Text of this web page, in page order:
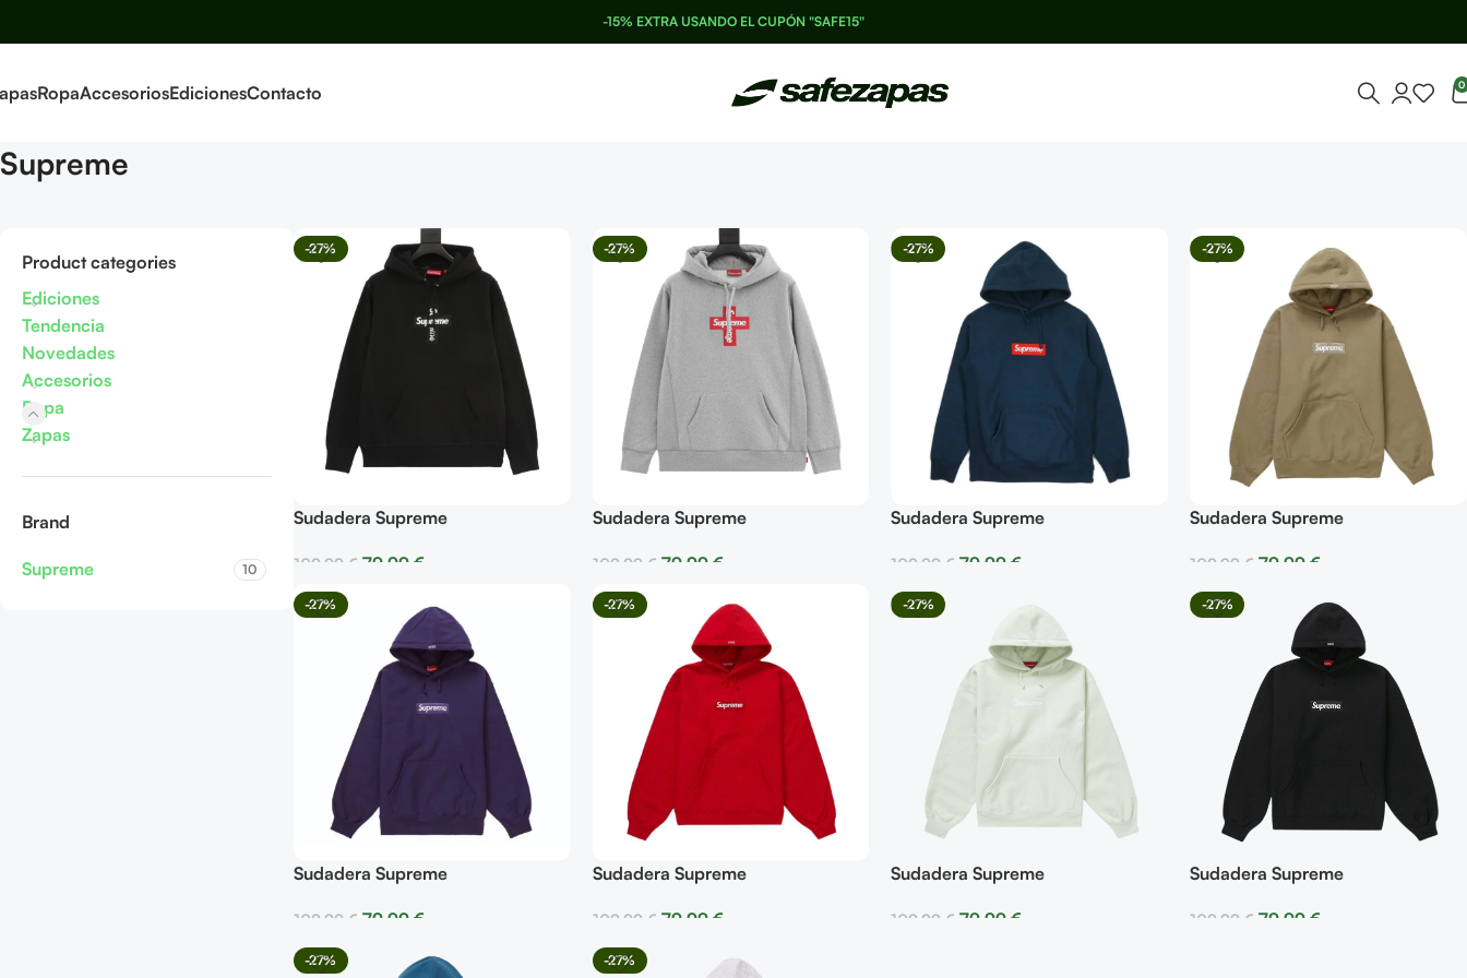
-15% EXTRA USANDO EL CUPÓN "SAFE15"
RopaAccesoriosEdicionesContacto 0
Supreme
Product categories
Ediciones
Tendencia
Novedades
Accesorios
Ropa
Zapas
Brand
Supreme 10
-27%
Sudadera Supreme
109,99 € 79,99 €
Seleccionar Opciones
-27%
Sudadera Supreme
109,99 € 79,99 €
Seleccionar Opciones
-27%
Sudadera Supreme
109,99 € 79,99€
Seleccionar Opciones
-27%
Sudadera Supreme
109,99 € 79,99€
Seleccionar Opciones
-27%
Sudadera Supreme
109,99 € 79,99 €
Seleccionar Opciones
-27%
Sudadera Supreme
109,99 € 79,99 €
Seleccionar Opciones
-27%
Sudadera Supreme
109,99 € 79,99€
-27%
Sudadera Supreme
109,99 € 79,99€
-27% -27%